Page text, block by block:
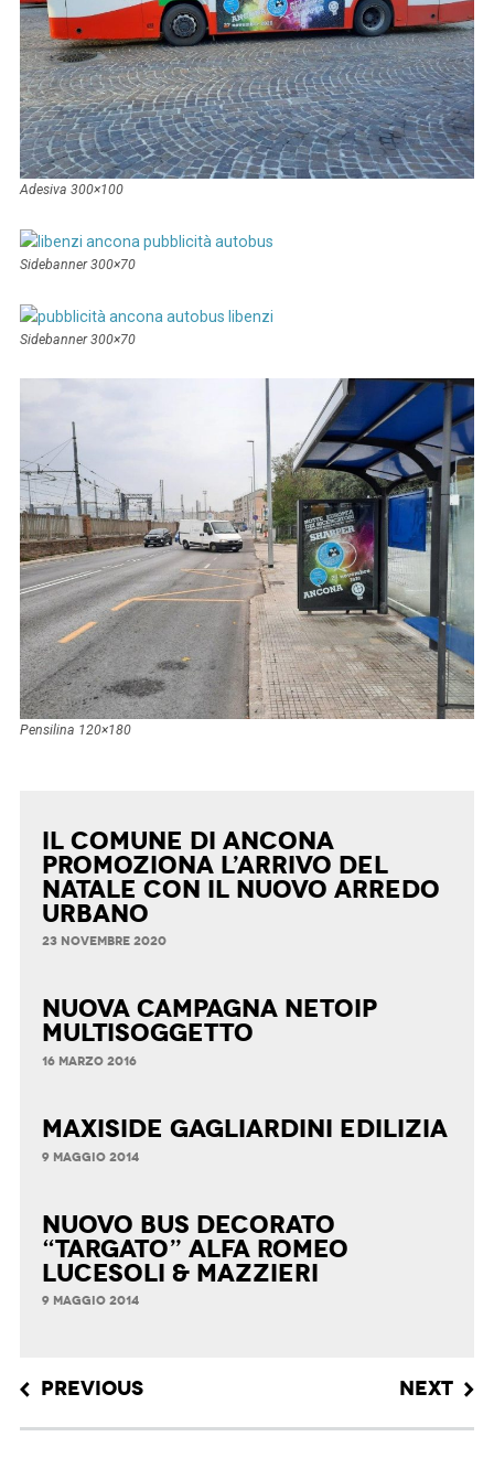
Adesiva 300×100
Sidebanner 300×70
Sidebanner 300×70
Pensilina 120×180
Il Comune di Ancona
promoziona l’arrivo del
Natale con il nuovo arredo
urbano
23 NOVEMBRE 2020
Nuova Campagna Netoip
Multisoggetto
16 MARZO 2016
maxiside Gagliardini Edilizia
9 MAGGIO 2014
nuovo bus decorato
“targato” Alfa Romeo
LUCESOLI & MAZZIERI
9 MAGGIO 2014
Post navigation
PREVIOUS NEXT